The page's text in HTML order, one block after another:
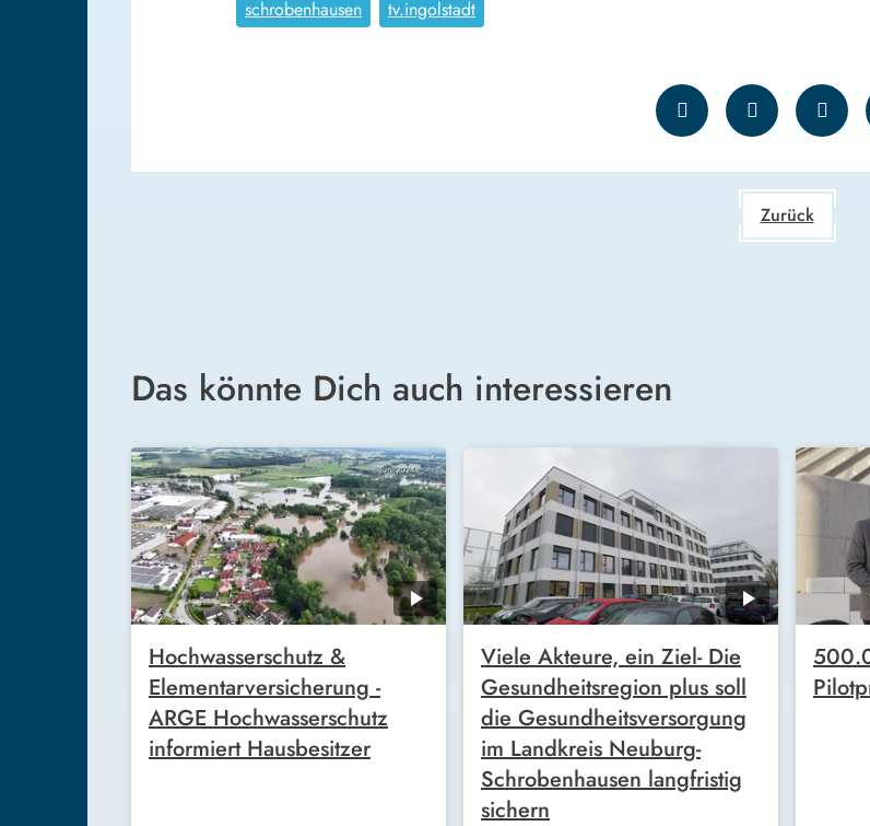
schrobenhausen
tv.ingolstadt
Zurück
Das könnte Dich auch interessieren
Hochwasserschutz &
Elementarversicherung -
ARGE Hochwasserschutz
informiert Hausbesitzer
Viele Akteure, ein Ziel- Die
Gesundheitsregion plus soll
die Gesundheitsversorgung
im Landkreis Neuburg-
Schrobenhausen langfristig
sichern